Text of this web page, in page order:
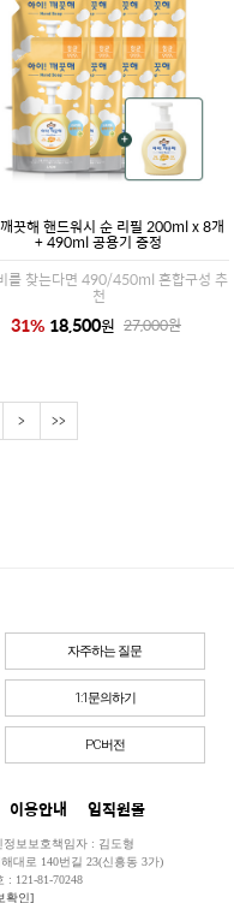
끗해 핸드워시 순 리필 200ml x 8개
+ 490ml 공용기 증정
를 찾는다면 490/450ml 혼합구성 추
천
31% 18,500원 27,000원
> >>
자주하는 질문
1:1문의하기
PC버전
이용안내 임직원몰
보보호책임자 : 김도형
대로 140번길 23(신흥동 3가)
121-81-70248
확인]